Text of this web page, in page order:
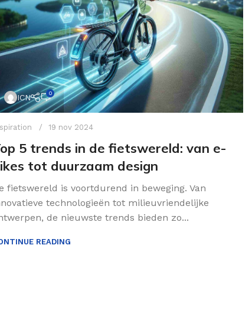
ICN 0
19 nov 2024
5 trends in de fietswereld: van e-
tot duurzaam design
fietswereld is voortdurend in beweging. Van
technologieën tot milieuvriendelijke
de nieuwste trends bieden zo...
READING